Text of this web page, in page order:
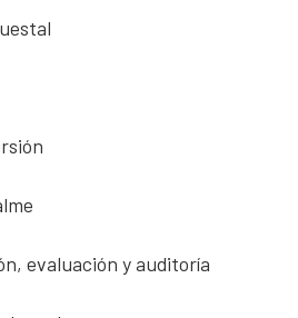
evaluación y auditoría